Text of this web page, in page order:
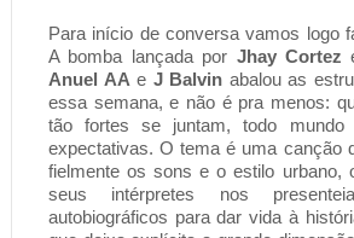
Para início de conversa vamos logo
A bomba lançada por Jhay Cortez
Anuel AA e J Balvin abalou as
essa semana, e não é pra menos:
tão fortes se juntam, todo
expectativas. O tema é uma canção
fielmente os sons e o estilo urbano,
seus intérpretes nos
autobiográficos para dar vida à